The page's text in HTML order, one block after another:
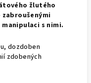
žlutého
s nimi.
dozdoben
zdobených